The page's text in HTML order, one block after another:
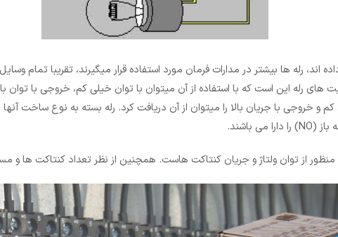
اند، رله ­ها بیشتر در مدارات فرمان مورد استفاده قرار می­گیرند، تقریبا تمام
های رله این است که با استفاده از آن میتوان با توان خیلی کم، خروجی با توان
از توان ولتاژ و جریان کنتاکت هاست. همچنین از نظر تعداد کنتاکت ها و